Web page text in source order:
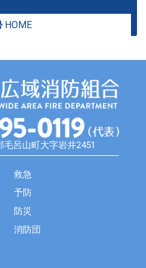
HOME
呂山町大字岩井2451
救急
予防
防災
消防団